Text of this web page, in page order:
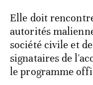
Elle doit
autorités
société civile et
signataires de
le programme